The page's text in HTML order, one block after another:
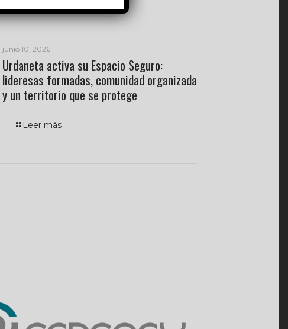
junio 10, 2026
Urdaneta activa su Espacio Seguro:
lideresas formadas, comunidad organizada
y un territorio que se protege
Leer más